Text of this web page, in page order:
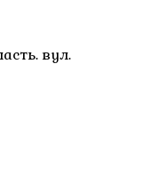
вул.